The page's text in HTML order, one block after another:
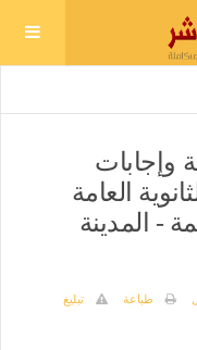
وإجابات
العامة
- المدينة
طباعة
تبليغ